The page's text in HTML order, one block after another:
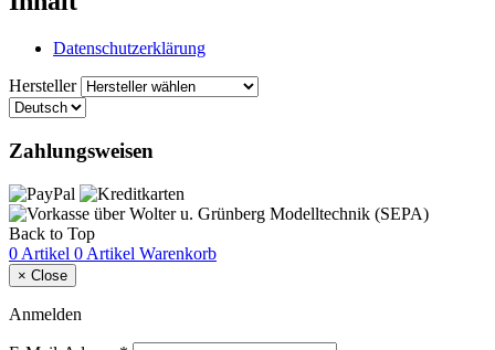
Datenschutzerklärung
Hersteller
Zahlungsweisen
Back to Top
0 Artikel 0 Artikel Warenkorb
× Close
Anmelden